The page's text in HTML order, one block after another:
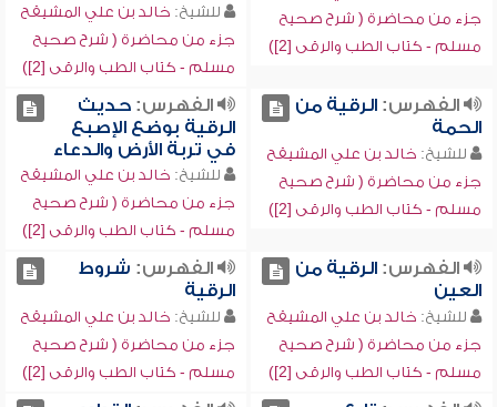
جزء من محاضرة ( شرح صحيح
مسلم - كتاب الطب والرقى [2])
للشيخ: خالد بن علي المشيقح
جزء من محاضرة ( شرح صحيح
مسلم - كتاب الطب والرقى [2])
الفهرس:الرقية من
الحمة
للشيخ: خالد بن علي المشيقح
جزء من محاضرة ( شرح صحيح
مسلم - كتاب الطب والرقى [2])
الفهرس:حديث
الرقية بوضع الإصبع
في تربة الأرض والدعاء
للشيخ: خالد بن علي المشيقح
جزء من محاضرة ( شرح صحيح
مسلم - كتاب الطب والرقى [2])
الفهرس:الرقية من
العين
للشيخ: خالد بن علي المشيقح
جزء من محاضرة ( شرح صحيح
مسلم - كتاب الطب والرقى [2])
الفهرس: شروط
الرقية
للشيخ: خالد بن علي المشيقح
جزء من محاضرة ( شرح صحيح
مسلم - كتاب الطب والرقى [2])